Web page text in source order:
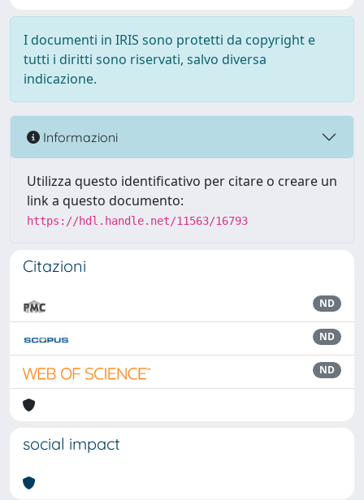
I documenti in IRIS sono protetti da copyright e
tutti i diritti sono riservati, salvo diversa
indicazione.
Informazioni
Utilizza questo identificativo per citare o creare un
link a questo documento:
https://hdl.handle.net/11563/16793
Citazioni
ND
ND
ND
social impact